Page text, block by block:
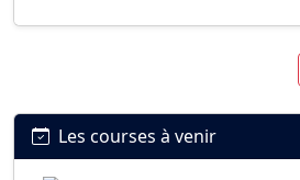
Les courses à venir